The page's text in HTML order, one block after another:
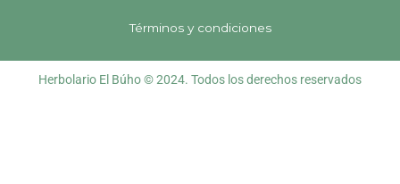
Términos y condiciones
Herbolario El Búho © 2024. Todos los derechos reservados